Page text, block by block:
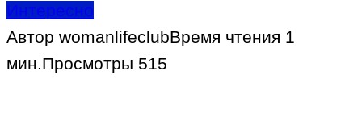
Интересно
Автор womanlifeclubВремя чтения 1
мин.Просмотры 515